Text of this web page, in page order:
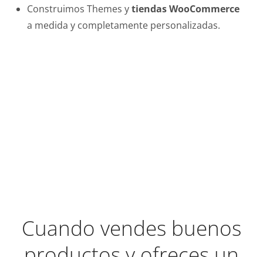
Construimos Themes ytiendas WooCommerce
a medida y completamente personalizadas.
Cuando vendes buenos